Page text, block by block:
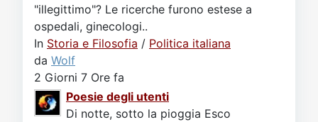
"illegittimo"? Le ricerche furono estese a
ospedali, ginecologi..
In Storia e Filosofia / Politica italiana
da Wolf
2 Giorni 7 Ore fa
Poesie degli utenti
Di notte, sotto la pioggia Esco